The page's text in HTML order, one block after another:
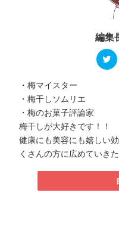
編集
・梅マイスター
・梅干しソムリエ
・梅のお菓子評論家
梅干しが大好きです！！
健康にも美容にも嬉しい
くさんの方に広めていきた